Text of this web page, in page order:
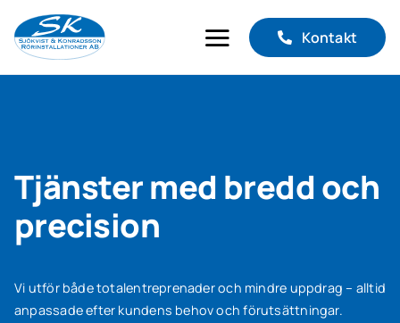
content
Toggle
Om oss
Karriär
Kontakt
Tjänster med bredd och
precision
Vi utför både totalentreprenader och mindre uppdrag – alltid
anpassade efter kundens behov och förutsättningar.